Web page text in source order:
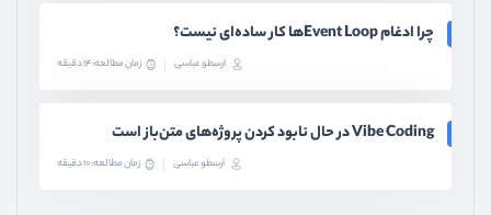
چرا ادغام Event Loopها کار ساده‌ای نیست؟
ارسطو عباسی زمان مطالعه: 14 دقیقه
Vibe Coding در حال نابود کردن پروژه‌های متن‌باز است
ارسطو عباسی زمان مطالعه: 10 دقیقه